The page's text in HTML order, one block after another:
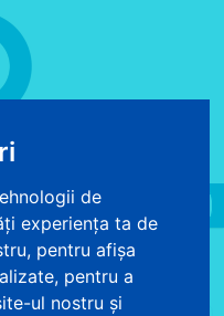
de
experiența ta de
pentru afișa
pentru a
ul nostru și
lei
> DRAPERIE FLORALA